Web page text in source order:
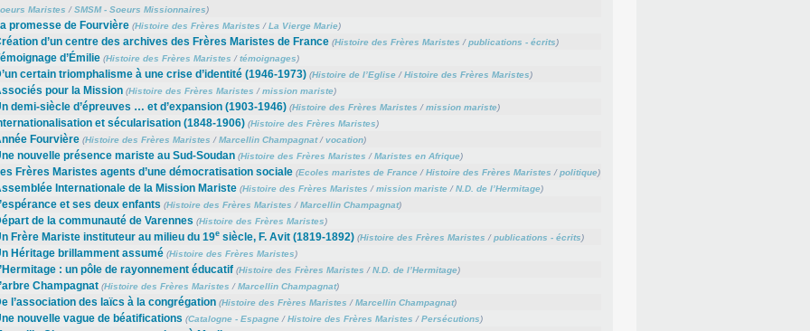
Maristes /SMSM - Soeurs Missionnaires)
promesse de Fourvière (Histoire des Frères Maristes /La Vierge Marie)
d’un centre des archives des Frères Maristes de France (Histoire des Frères Maristes /publications - écrits)
d’Émilie (Histoire des Frères Maristes /témoignages)
certain triomphalisme à une crise d’identité (1946-1973) (Histoire de l’Eglise/Histoire des Frères Maristes)
pour la Mission (Histoire des Frères Maristes /mission mariste)
demi-siècle d’épreuves … et d’expansion (1903-1946) (Histoire des Frères Maristes /mission mariste)
et sécularisation (1848-1906) (Histoire des Frères Maristes)
Fourvière (Histoire des Frères Maristes /Marcellin Champagnat/vocation)
nouvelle présence mariste au Sud-Soudan (Histoire des Frères Maristes /Maristes en Afrique)
Frères Maristes agents d’une démocratisation sociale (Ecoles maristes de France/Histoire des Frères Maristes /politique)
Internationale de la Mission Mariste (Histoire des Frères Maristes /mission mariste/N.D. de l’Hermitage)
et ses deux enfants (Histoire des Frères Maristes /Marcellin Champagnat)
de la communauté de Varennes (Histoire des Frères Maristes)
Frère Mariste instituteur au milieu du 19esiècle, F. Avit (1819-1892) (Histoire des Frères Maristes /publications - écrits)
Héritage brillamment assumé (Histoire des Frères Maristes)
: un pôle de rayonnement éducatif (Histoire des Frères Maristes /N.D. de l’Hermitage)
Champagnat (Histoire des Frères Maristes /Marcellin Champagnat)
l’association des laïcs à la congrégation (Histoire des Frères Maristes /Marcellin Champagnat)
nouvelle vague de béatifications (Catalogne - Espagne/Histoire des Frères Maristes /Persécutions)